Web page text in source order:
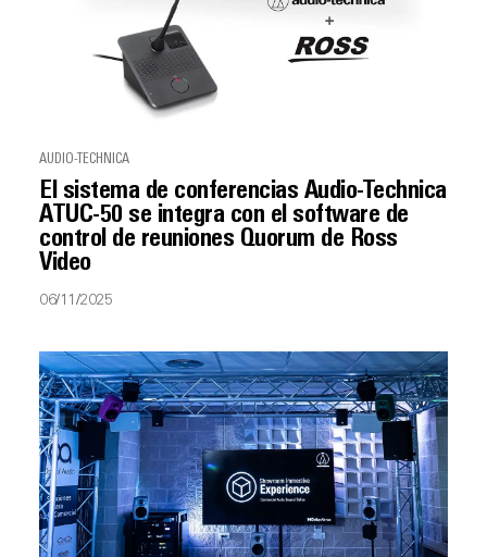
AUDIO-TECHNICA
El sistema de conferencias Audio-Technica
ATUC-50 se integra con el software de
control de reuniones Quorum de Ross
Video
06/11/2025